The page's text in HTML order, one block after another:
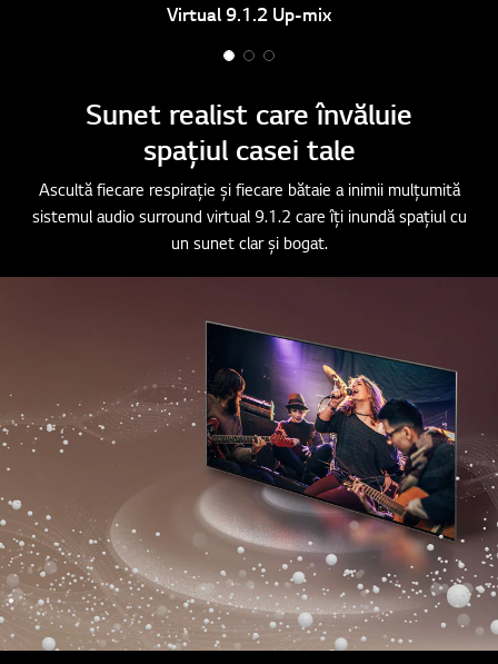
Virtual 9.1.2 Up-mix
1
f
3
2
f
3
f
Sunet realist care învăluie
spațiul casei tale
Ascultă fiecare respirație și fiecare bătaie a inimii mulțumită
sistemul audio surround virtual 9.1.2 care îți inundă spațiul cu
un sunet clar și bogat.